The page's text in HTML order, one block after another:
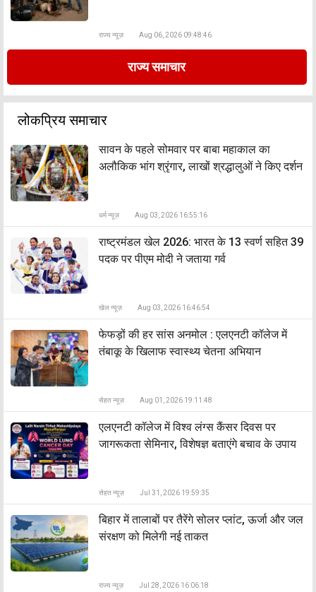
राज्य न्यूज़ Aug 06, 2026 09:48:46
राज्य समाचार
लोकप्रिय समाचार
सावन के पहले सोमवार पर बाबा महाकाल का
अलौकिक भांग श्रृंगार, लाखों श्रद्धालुओं ने किए दर्शन
धर्म न्यूज़ Aug 03, 2026 16:55:16
राष्ट्रमंडल खेल 2026: भारत के 13 स्वर्ण सहित 39
पदक पर पीएम मोदी ने जताया गर्व
खेल न्यूज़ Aug 03, 2026 16:46:54
फेफड़ों की हर सांस अनमोल : एलएनटी कॉलेज में
तंबाकू के खिलाफ स्वास्थ्य चेतना अभियान
सेहत न्यूज़ Aug 01, 2026 19:11:48
एलएनटी कॉलेज में विश्व लंग्स कैंसर दिवस पर
जागरूकता सेमिनार, विशेषज्ञ बताएंगे बचाव के उपाय
सेहत न्यूज़ Jul 31, 2026 19:59:35
बिहार में तालाबों पर तैरेंगे सोलर प्लांट, ऊर्जा और जल
संरक्षण को मिलेगी नई ताकत
राज्य न्यूज़ Jul 28, 2026 16:06:18